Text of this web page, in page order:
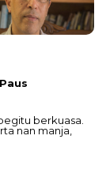
berkuasa.
nan manja,